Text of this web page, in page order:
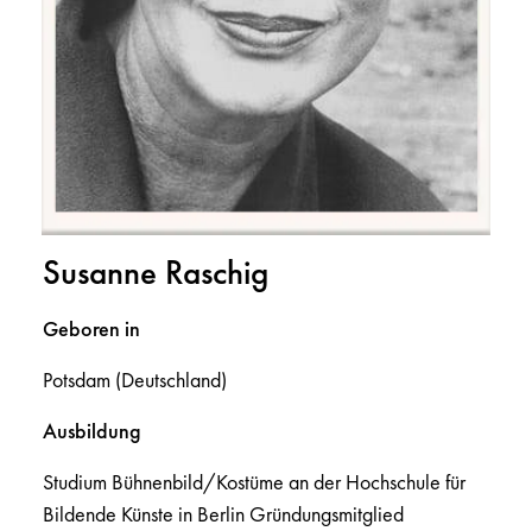
Susanne Raschig
Geboren in
Potsdam (Deutschland)
Ausbildung
Studium Bühnenbild/Kostüme an der Hochschule für
Bildende Künste in Berlin Gründungsmitglied